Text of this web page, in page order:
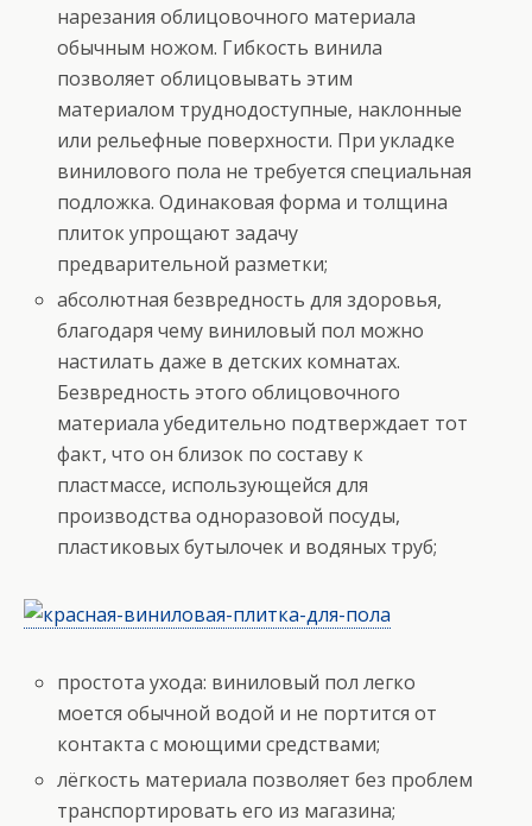
нарезания облицовочного материала
обычным ножом. Гибкость винила
позволяет облицовывать этим
материалом труднодоступные, наклонные
или рельефные поверхности. При укладке
винилового пола не требуется специальная
подложка. Одинаковая форма и толщина
плиток упрощают задачу
предварительной разметки;
абсолютная безвредность для здоровья,
благодаря чему виниловый пол можно
настилать даже в детских комнатах.
Безвредность этого облицовочного
материала убедительно подтверждает тот
факт, что он близок по составу к
пластмассе, использующейся для
производства одноразовой посуды,
пластиковых бутылочек и водяных труб;
простота ухода: виниловый пол легко
моется обычной водой и не портится от
контакта с моющими средствами;
лёгкость материала позволяет без проблем
транспортировать его из магазина;